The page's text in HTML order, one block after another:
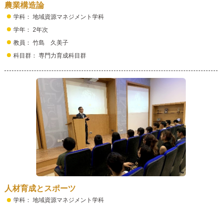
農業構造論
学科： 地域資源マネジメント学科
学年： 2年次
教員： 竹島 久美子
科目群： 専門力育成科目群
人材育成とスポーツ
学科： 地域資源マネジメント学科